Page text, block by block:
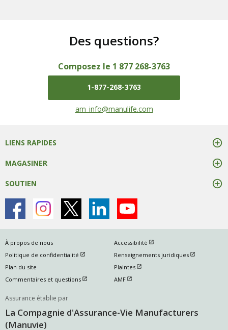
Des questions?
Composez le 1 877 268-3763
1-877-268-3763
écrivez-nous à
am_info@manulife.com
LIENS RAPIDES
MAGASINER
SOUTIEN
À propos de nous Accessibilité ouvrir dans une nouvelle
Politique de confidentialité ouvrir dans une nouvelle fenetre
Renseignements juridiques ouvrir dans
Plan du site
Plaintes ouvrir dans une nouvelle fenetre
Commentaires et questions ouvrir dans une nouvelle fenetre
AMF ouvrir dans une nouvelle fenetre
Assurance établie par
La Compagnie d'Assurance-Vie Manufacturers
(Manuvie)